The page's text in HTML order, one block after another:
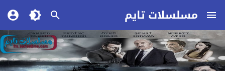
مسلسلات تايم